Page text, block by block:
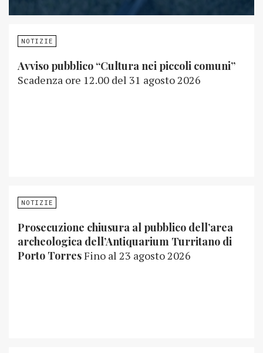
NOTIZIE
Avviso pubblico “Cultura nei piccoli comuni”
Scadenza ore 12.00 del 31 agosto 2026
NOTIZIE
Prosecuzione chiusura al pubblico dell’area
archeologica dell’Antiquarium Turritano di
Porto TorresFino al 23 agosto 2026